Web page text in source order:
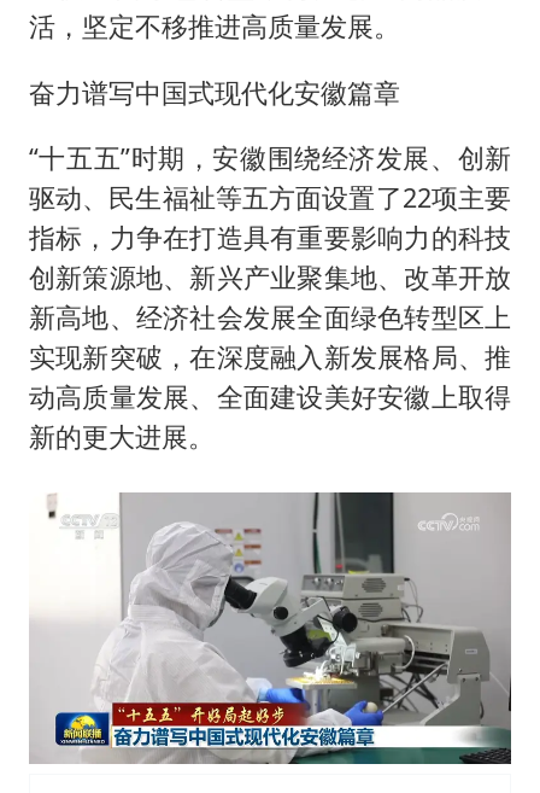
活，坚定不移推进高质量发展。
奋力谱写中国式现代化安徽篇章
“十五五”时期，安徽围绕经济发展、创新
驱动、民生福祉等五方面设置了22项主要
指标，力争在打造具有重要影响力的科技
创新策源地、新兴产业聚集地、改革开放
新高地、经济社会发展全面绿色转型区上
实现新突破，在深度融入新发展格局、推
动高质量发展、全面建设美好安徽上取得
新的更大进展。